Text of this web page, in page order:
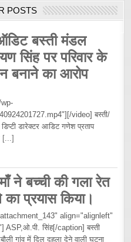
POSTS
बस्ती मंडल
सिंह पर परिवार के
बनाने का आरोप
video] बस्ती/
डारेक्टर आडिट गणेश प्रताप
[...]
ने बच्ची की गला रेत
का प्रयास किया।
align="alignleft"
ASP,ओ.पी. सिंह[/caption] बस्ती
गांव में दिल दहला देने वाली घटना